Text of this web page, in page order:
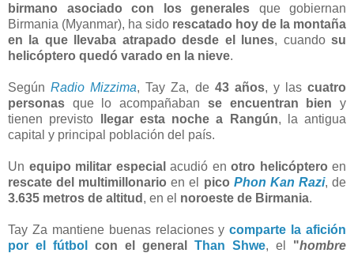
birmano asociado con los generales que gobiernan
Birmania (Myanmar), ha sido rescatado hoy de la montaña
en la que llevaba atrapado desde el lunes, cuandosu
helicóptero quedó varado en la nieve.
SegúnRadio Mizzima, Tay Za, de 43 años, y lascuatro
personas que lo acompañaban se encuentran bien y
tienen previsto
llegar esta noche a Rangún, la antigua
capital y principal población del país.
Un equipo militar especial acudió en otro helicóptero en
rescate del multimillonario en el pico Phon Kan Razi, de
3.635 metros de altitud , en el noroeste de Birmania.
Tay Za mantiene buenas relaciones ycomparte la afición
por el fútbol
con el general Than Shwe, el "hombre